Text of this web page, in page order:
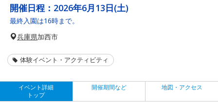
開催日程： 2026年6月13日(土)
最終入園は16時まで。
兵庫県加西市
体験イベント・アクティビティ
イベント詳細
トップ
開催期間など 地図・アクセス